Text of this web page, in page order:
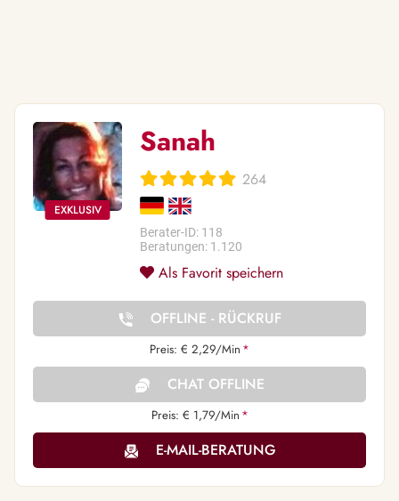
Sanah
264
Berater-ID: 118
Beratungen: 1.120
Als Favorit speichern
OFFLINE - RÜCKRUF
Preis: € 2,29/Min *
CHAT OFFLINE
Preis: € 1,79/Min *
E-MAIL-BERATUNG